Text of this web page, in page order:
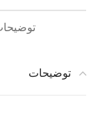
توضیحات